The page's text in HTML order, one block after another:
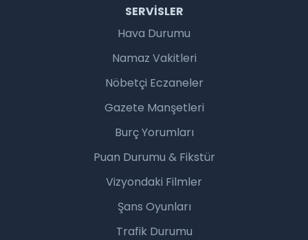
SERVISLER
Hava Durumu
Namaz Vakitleri
Nöbetçi Eczaneler
Gazete Manşetleri
Burç Yorumları
Puan Durumu & Fikstür
Vizyondaki Filmler
Şans Oyunları
Trafik Durumu